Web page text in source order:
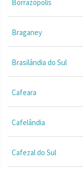
Borrazópolis
Braganey
Brasilândia do Sul
Cafeara
Cafelândia
Cafezal do Sul